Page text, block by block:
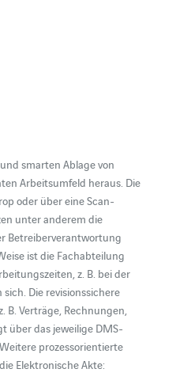
smarten Ablage von
Arbeitsumfeld heraus. Die
oder über eine Scan-
unter anderem die
Betreiberverantwortung
ist die Fachabteilung
z. B. bei der
Die revisionssichere
Verträge, Rechnungen,
über das jeweilige DMS-
prozessorientierte
Elektronische Akte: